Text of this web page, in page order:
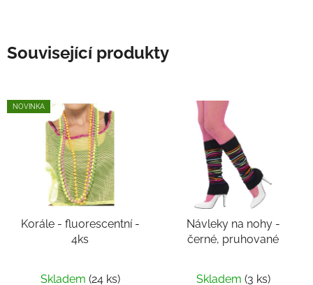
Související produkty
NOVINKA
Korále - fluorescentní -
4ks
Skladem (24 ks)
Návleky na nohy -
černé, pruhované
Skladem (3 ks)